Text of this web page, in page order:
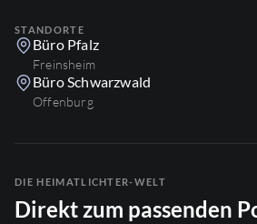
STANDORTE
Büro Pfalz
Freinsheim
Büro Schwarzwald
Offenburg
DIE HEIMATLICHTER-WELT
Direkt zum passenden